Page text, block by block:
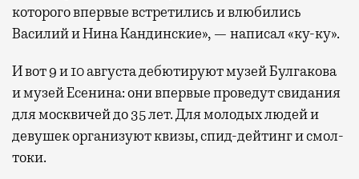
которого впервые встретились и влюбились
Василий и Нина Кандинские», — написал «ку-ку».
И вот 9 и 10 августа дебютируют музей Булгакова
и музей Есенина: они впервые проведут свидания
для москвичей до 35 лет. Для молодых людей и
девушек организуют квизы, спид-дейтинг и смол-
токи.